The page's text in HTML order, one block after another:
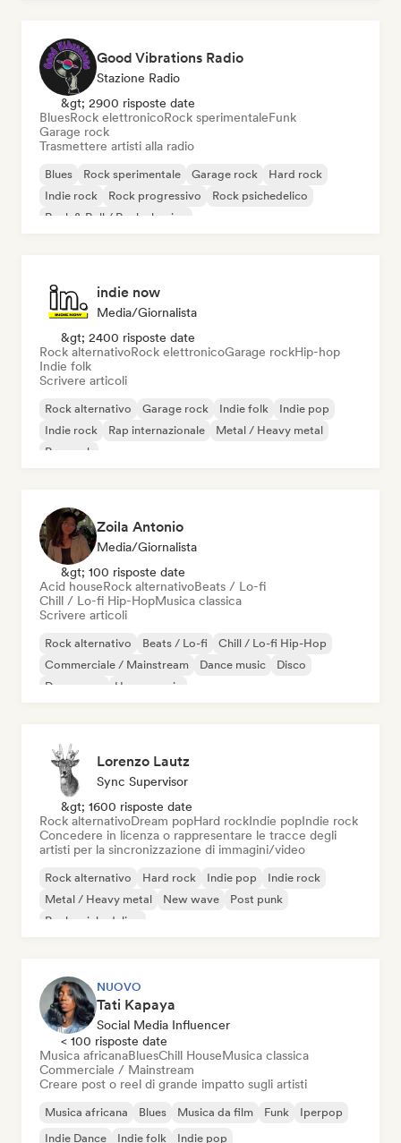
Good Vibrations Radio
Stazione Radio
&gt; 2900 risposte date
BluesRock elettronicoRock sperimentaleFunk
Garage rock
Trasmettere artisti alla radio
Blues Rock sperimentale Garage rock
Hard rock
Indie rock
Rock progressivo
Rock psichedelico
Rock & Roll / Rock classico
indie now
Media/Giornalista
&gt; 2400 risposte date
Rock alternativoRock elettronicoGarage rockHip-hop
Indie folk
Scrivere articoli
Rock alternativo Garage rock Indie folk
Indie pop
Indie rock
Rap internazionale
Metal / Heavy metal
Pop rock
Zoila Antonio
Media/Giornalista
&gt; 100 risposte date
Acid houseRock alternativoBeats / Lo-fi
Chill / Lo-fi Hip-HopMusica classica
Scrivere articoli
Rock alternativo Beats / Lo-fi
Chill / Lo-fi Hip-Hop
Commerciale / Mainstream
Dance music
Disco
Dream pop
House music
Lorenzo Lautz
Sync Supervisor
&gt; 1600 risposte date
Rock alternativoDream popHard rockIndie popIndie rock
Concedere in licenza o rappresentare le tracce degli
artisti per la sincronizzazione di immagini/video
Rock alternativo Hard rock Indie pop
Indie rock
Metal / Heavy metal
New wave
Post punk
Rock psichedelico
NUOVO
Tati Kapaya
Social Media Influencer
< 100 risposte date
Musica africanaBluesChill HouseMusica classica
Commerciale / Mainstream
Creare post o reel di grande impatto sugli artisti
Musica africana Blues Musica da film Funk
Iperpop
Indie Dance
Indie folk Indie pop